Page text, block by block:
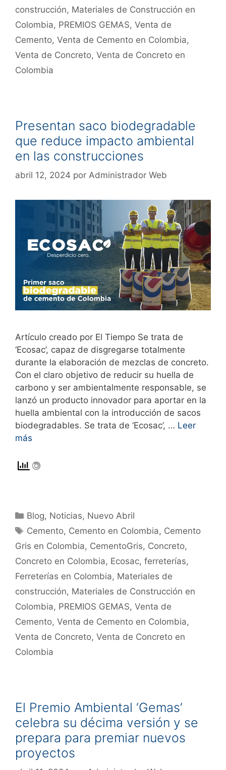
construcción, Materiales de Construcción en
Colombia, PREMIOS GEMAS, Venta de
Cemento, Venta de Cemento en Colombia,
Venta de Concreto, Venta de Concreto en
Colombia
Presentan saco biodegradable
que reduce impacto ambiental
en las construcciones
abril 12, 2024 por Administrador Web
Artículo creado por El Tiempo Se trata de
‘Ecosac’, capaz de disgregarse totalmente
durante la elaboración de mezclas de concreto.
Con el claro objetivo de reducir su huella de
carbono y ser ambientalmente responsable, se
lanzó un producto innovador para aportar en la
huella ambiental con la introducción de sacos
biodegradables. Se trata de ‘Ecosac’, … Leer
más
Blog, Noticias, Nuevo Abril
Cemento, Cemento en Colombia, Cemento
Gris en Colombia, CementoGris, Concreto,
Concreto en Colombia, Ecosac, ferreterías,
Ferreterías en Colombia, Materiales de
construcción, Materiales de Construcción en
Colombia, PREMIOS GEMAS, Venta de
Cemento, Venta de Cemento en Colombia,
Venta de Concreto, Venta de Concreto en
Colombia
El Premio Ambiental ‘Gemas’
celebra su décima versión y se
prepara para premiar nuevos
proyectos